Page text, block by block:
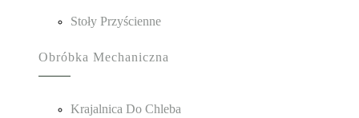
Stoły Przyścienne
Obróbka Mechaniczna
Krajalnica Do Chleba